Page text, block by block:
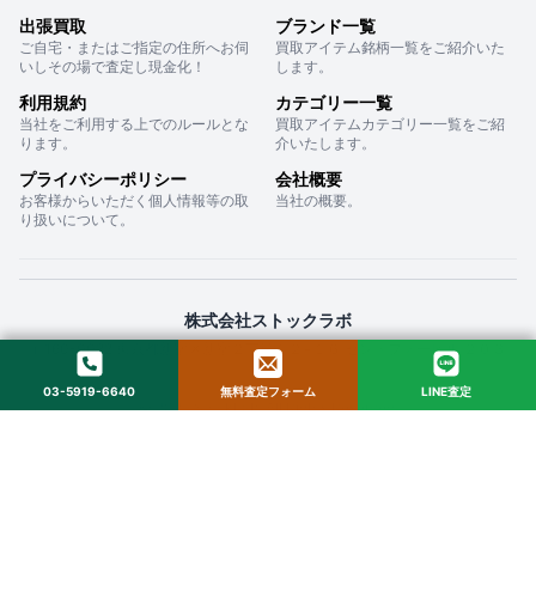
出張買取
ご自宅・またはご指定の住所へお伺
いしその場で査定し現金化！
ブランド一覧
買取アイテム銘柄一覧をご紹介いた
します。
利用規約
当社をご利用する上でのルールとな
ります。
カテゴリー一覧
買取アイテムカテゴリー一覧をご紹
介いたします。
プライバシーポリシー
お客様からいただく個人情報等の取
り扱いについて。
会社概要
当社の概要。
株式会社ストックラボ
〒160-0022 東京都新宿区新宿２丁目１２−１６ セントフォービル ２０３
© 2025 StockLab. All Rights Reserved.
03-5919-6640 無料査定フォーム LINE査定